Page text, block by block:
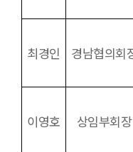
최경인 경남협의회
이영호 상임부회장